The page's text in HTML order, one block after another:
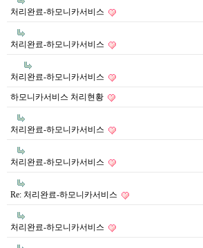
처리완료-하모니카서비스
처리완료-하모니카서비스
처리완료-하모니카서비스
하모니카서비스 처리현황
처리완료-하모니카서비스
처리완료-하모니카서비스
Re: 처리완료-하모니카서비스
처리완료-하모니카서비스